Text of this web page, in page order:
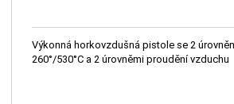
Výkonná horkovzdušná pistole se 2
260°/530°C a 2 úrovněmi proudění vzduchu